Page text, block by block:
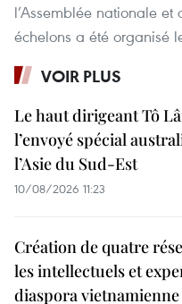
l’Assemblée nationale
échelons a été organisé
VOIR PLUS
Le haut dirigeant Tô
l’envoyé spécial
l’Asie du Sud-Est
10/08/2026 11:23
Création de quatre
les intellectuels et
diaspora vietnamienne